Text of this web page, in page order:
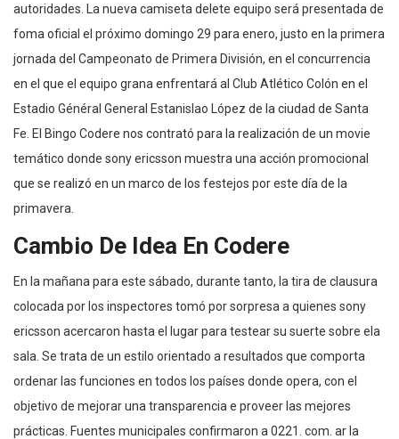
autoridades. La nueva camiseta delete equipo será presentada de
foma oficial el próximo domingo 29 para enero, justo en la primera
jornada del Campeonato de Primera División, en el concurrencia
en el que el equipo grana enfrentará al Club Atlético Colón en el
Estadio Général General Estanislao López de la ciudad de Santa
Fe. El Bingo Codere nos contrató para la realización de un movie
temático donde sony ericsson muestra una acción promocional
que se realizó en un marco de los festejos por este día de la
primavera.
Cambio De Idea En Codere
En la mañana para este sábado, durante tanto, la tira de clausura
colocada por los inspectores tomó por sorpresa a quienes sony
ericsson acercaron hasta el lugar para testear su suerte sobre ela
sala. Se trata de un estilo orientado a resultados que comporta
ordenar las funciones en todos los países donde opera, con el
objetivo de mejorar una transparencia e proveer las mejores
prácticas. Fuentes municipales confirmaron a 0221. com. ar la